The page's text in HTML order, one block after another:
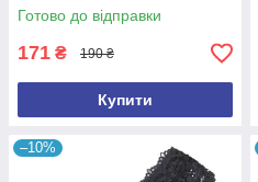
Готово до відправки
171 ₴ 190 ₴
Купити
–10%